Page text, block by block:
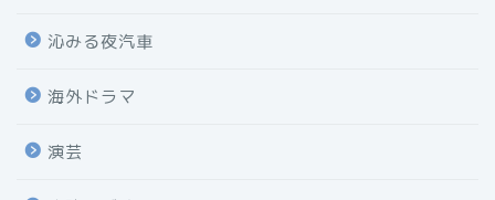
沁みる夜汽車
海外ドラマ
演芸